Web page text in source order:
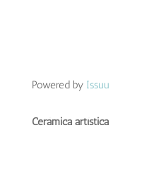
Powered by Issuu
Cerámica artística